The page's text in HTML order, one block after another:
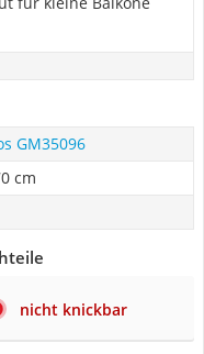
GM35096
cm
nicht knickbar